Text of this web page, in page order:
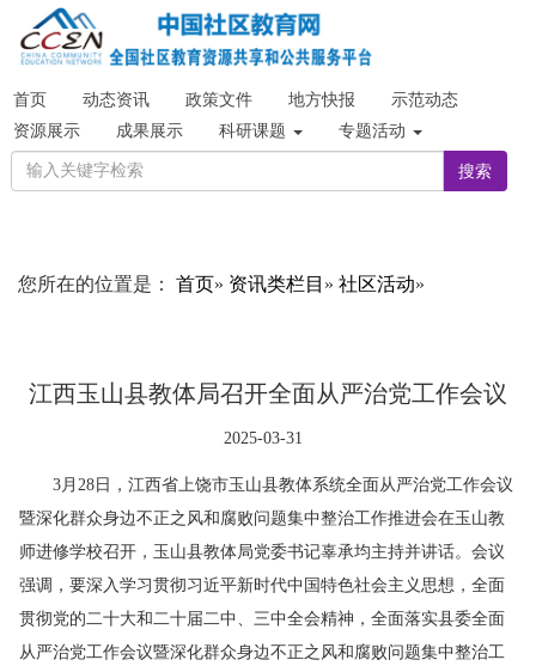
首页 动态资讯 政策文件 地方快报
示范动态
资源展示
成果展示 科研课题 专题活动
搜索
您所在的位置是： 首页» 资讯类栏目 » 社区活动»
江西玉山县教体局召开全面从严治党工作会议
2025-03-31
3月28日，江西省上饶市玉山县教体系统全面从严治党工作会议
暨深化群众身边不正之风和腐败问题集中整治工作推进会在玉山教
师进修学校召开，玉山县教体局党委书记辜承均主持并讲话。会议
强调，要深入学习贯彻习近平新时代中国特色社会主义思想，全面
贯彻党的二十大和二十届二中、三中全会精神，全面落实县委全面
从严治党工作会议暨深化群众身边不正之风和腐败问题集中整治工